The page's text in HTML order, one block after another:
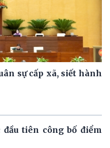
sự cấp xã, siết hành
tiên công bố điểm